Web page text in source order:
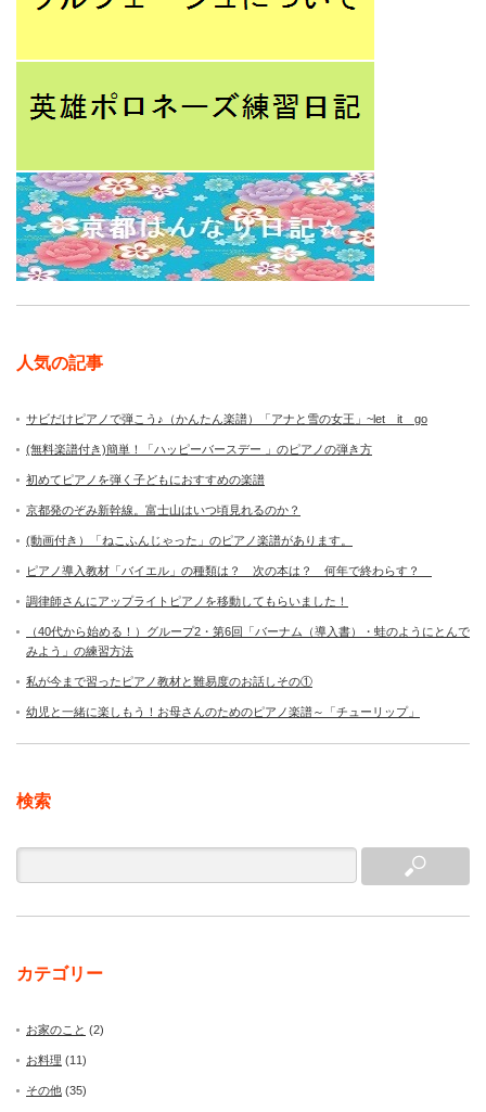
人気の記事
サビだけピアノで弾こう♪（かんたん楽譜）「アナと雪の女王」~let it go
(無料楽譜付き)簡単！「ハッピーバースデー 」のピアノの弾き方
初めてピアノを弾く子どもにおすすめの楽譜
京都発のぞみ新幹線。富士山はいつ頃見れるのか？
(動画付き）「ねこふんじゃった」のピアノ楽譜があります。
ピアノ導入教材「バイエル」の種類は？ 次の本は？ 何年で終わらす？
調律師さんにアップライトピアノを移動してもらいました！
（40代から始める！）グループ2・第6回「バーナム（導入書）・蛙のようにとんで
みよう」の練習方法
私が今まで習ったピアノ教材と難易度のお話しその①
幼児と一緒に楽しもう！お母さんのためのピアノ楽譜～「チューリップ」
検索
カテゴリー
お家のこと (2)
お料理 (11)
その他 (35)